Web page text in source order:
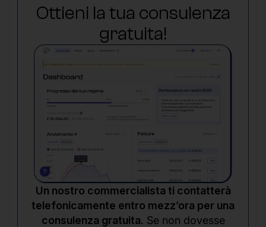
Ottieni la tua consulenza
gratuita!
Un nostro commercialista ti contatterà
telefonicamente entro mezz’ora per una
consulenza gratuita. Se non dovesse